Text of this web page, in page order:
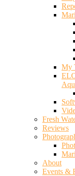
My
Fresh
Reviews
About
Events &